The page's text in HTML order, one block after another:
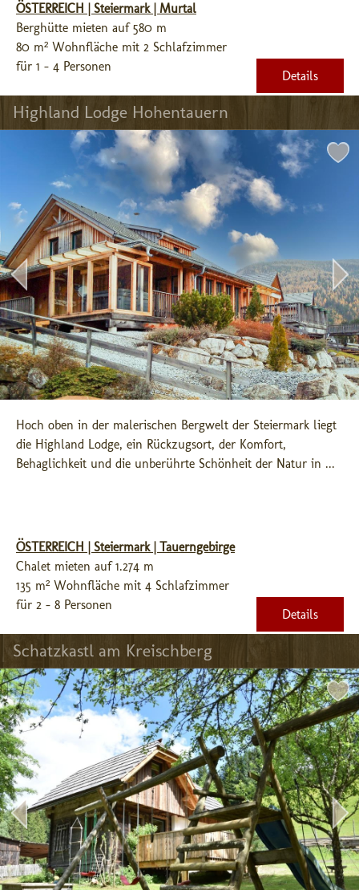
ÖSTERREICH | Steiermark | Murtal
Berghütte mieten auf 580 m
80 m² Wohnfläche mit 2 Schlafzimmer
für 1 - 4 Personen
Details
Highland Lodge Hohentauern
Hoch oben in der malerischen Bergwelt der Steiermark liegt
die Highland Lodge, ein Rückzugsort, der Komfort,
Behaglichkeit und die unberührte Schönheit der Natur in ...
ÖSTERREICH | Steiermark | Tauerngebirge
Chalet mieten auf 1.274 m
135 m² Wohnfläche mit 4 Schlafzimmer
für 2 - 8 Personen
Details
Schatzkastl am Kreischberg